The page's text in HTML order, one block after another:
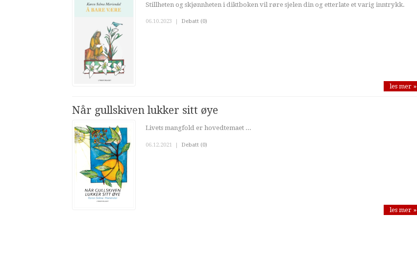
Stillheten og skjønnheten i diktboken vil røre sjelen din og etterlate et varig inntrykk.
06.10.2023 | Debatt (0)
les mer »
Når gullskiven lukker sitt øye
Livets mangfold er hovedtemaet ...
06.12.2021 | Debatt (0)
les mer »